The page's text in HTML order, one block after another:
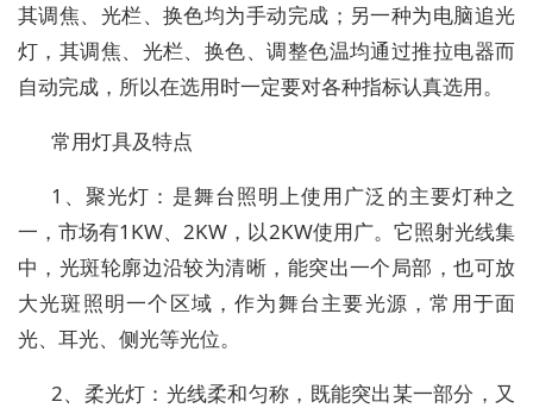
其调焦、光栏、换色均为手动完成；另一种为电脑追光
灯，其调焦、光栏、换色、调整色温均通过推拉电器而
自动完成，所以在选用时一定要对各种指标认真选用。
常用灯具及特点
1、聚光灯：是舞台照明上使用广泛的主要灯种之
一，市场有1KW、2KW，以2KW使用广。它照射光线集
中，光斑轮廓边沿较为清晰，能突出一个局部，也可放
大光斑照明一个区域，作为舞台主要光源，常用于面
光、耳光、侧光等光位。
2、柔光灯：光线柔和匀称，既能突出某一部分，又